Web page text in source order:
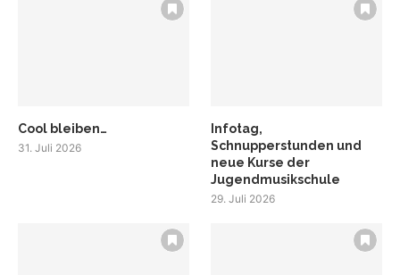
Cool bleiben…
31. Juli 2026
Infotag,
Schnupperstunden und
neue Kurse der
Jugendmusikschule
29. Juli 2026